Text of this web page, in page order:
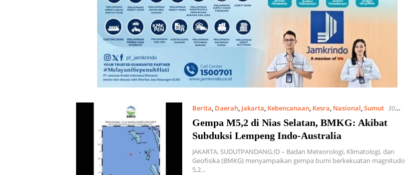
Berita, Daerah, Jakarta, Kebencanaan, Kesra, Nasional,Sumut 30
Desember 2022
Gempa M5,2 di Nias Selatan, BMKG: Akibat
Subduksi Lempeng Indo-Australia
JAKARTA, SUDUTPANDANG.ID – Badan Meteorologi, Klimatologi, dan
Geofisika (BMKG) menyampaikan gempa bumi berkekuatan magnitudo
5,2…